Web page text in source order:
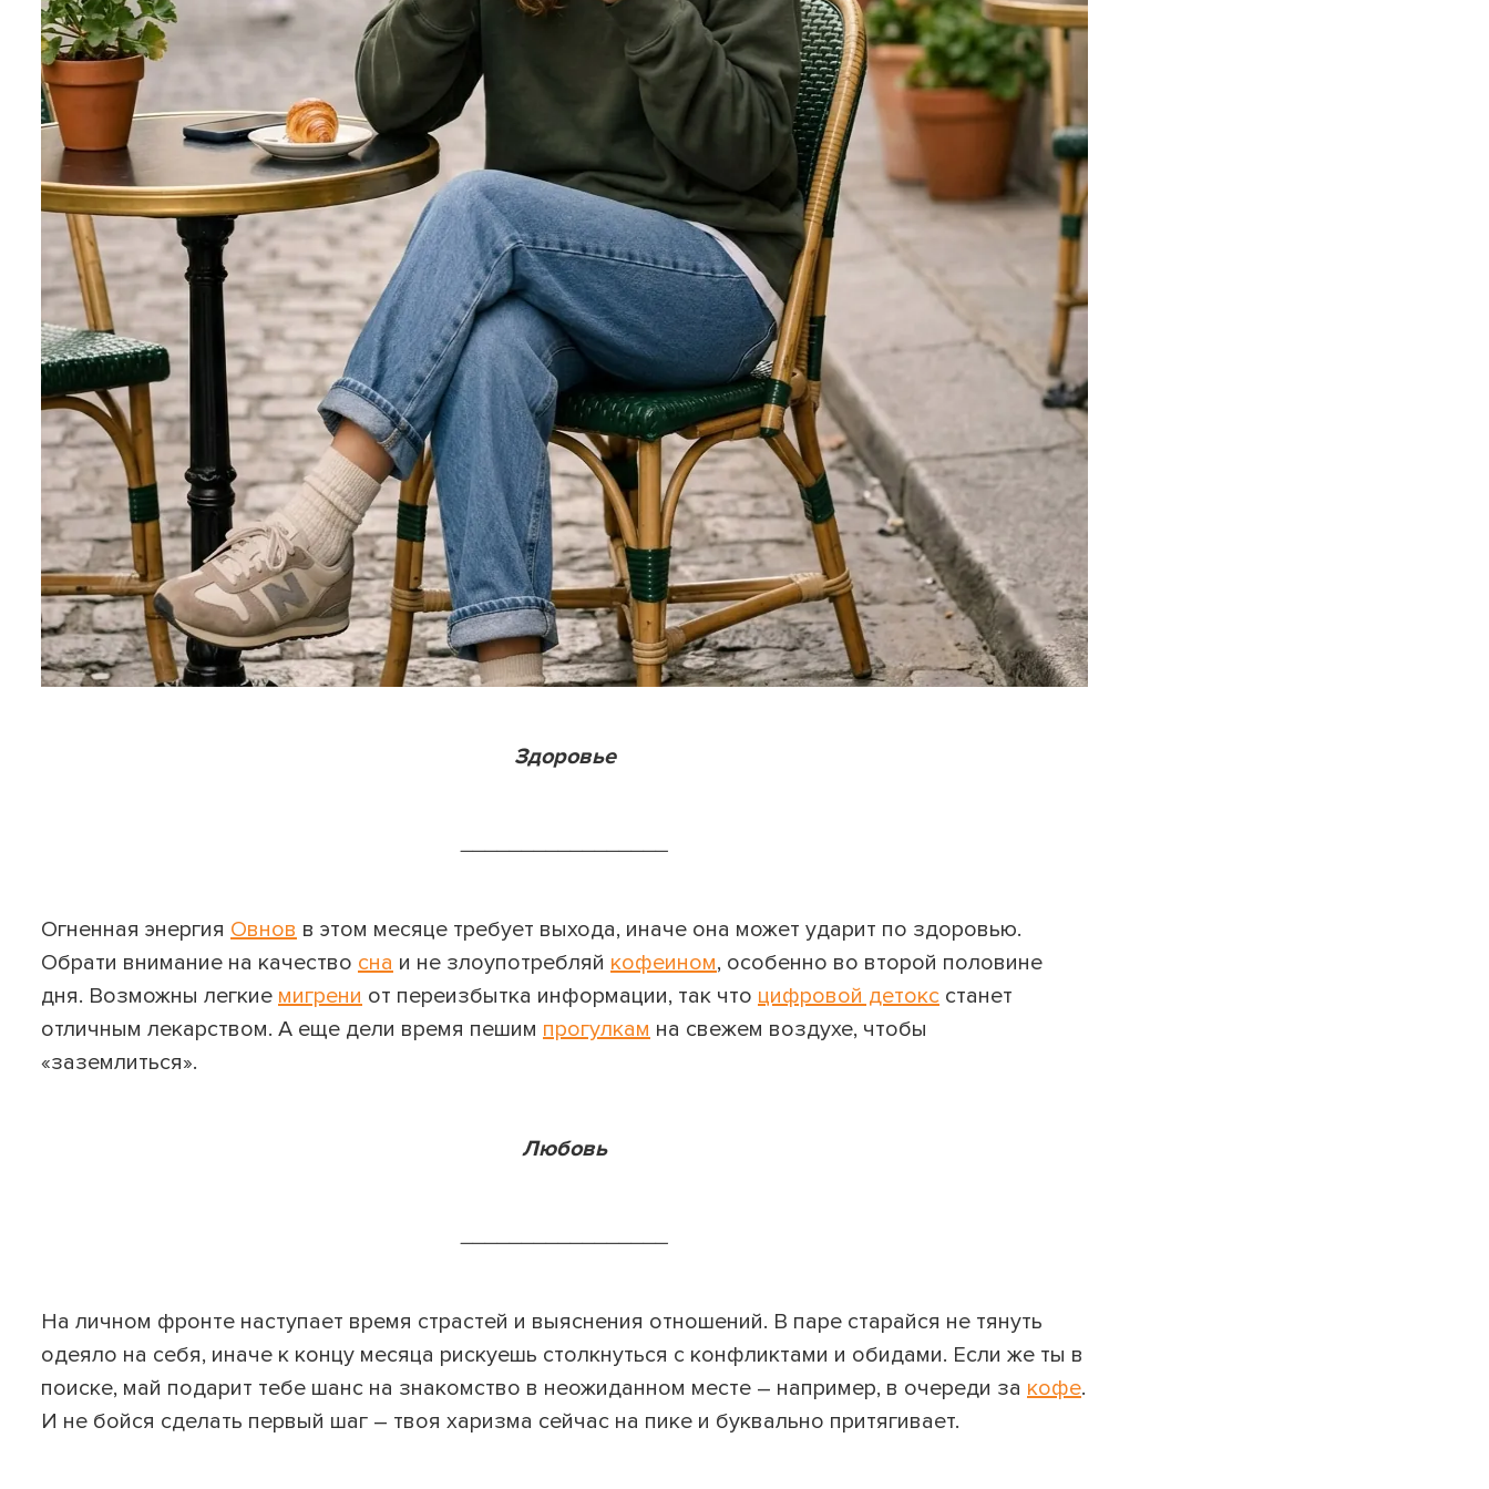
Здоровье
_________________
Огненная энергия Овнов в этом месяце требует выхода, иначе она может ударит по здоровью.
Обрати внимание на качество сна и не злоупотребляй кофеином, особенно во второй половине
дня. Возможны легкие мигрени от переизбытка информации, так что цифровой детокс станет
отличным лекарством. А еще дели время пешим прогулкам на свежем воздухе, чтобы
«заземлиться».
Любовь
_________________
На личном фронте наступает время страстей и выяснения отношений. В паре старайся не тянуть
одеяло на себя, иначе к концу месяца рискуешь столкнуться с конфликтами и обидами. Если же ты в
поиске, май подарит тебе шанс на знакомство в неожиданном месте – например, в очереди за кофе.
И не бойся сделать первый шаг – твоя харизма сейчас на пике и буквально притягивает.
ВЕРНУТЬСЯ К БЛОГУ ВЕРНУТЬСЯ